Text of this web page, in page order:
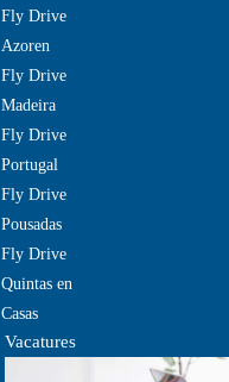
Fly Drive
Azoren
Fly Drive
Madeira
Fly Drive
Portugal
Fly Drive
Pousadas
Fly Drive
Quintas en
Casas
Vacatures